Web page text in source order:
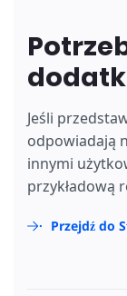
Jeśli
odpowiadają
innymi
przykładową
Przejdź do